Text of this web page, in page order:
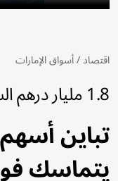
اقتصاد/أسواق الإمارات
1.8 مليار درهم السيولة
تباين